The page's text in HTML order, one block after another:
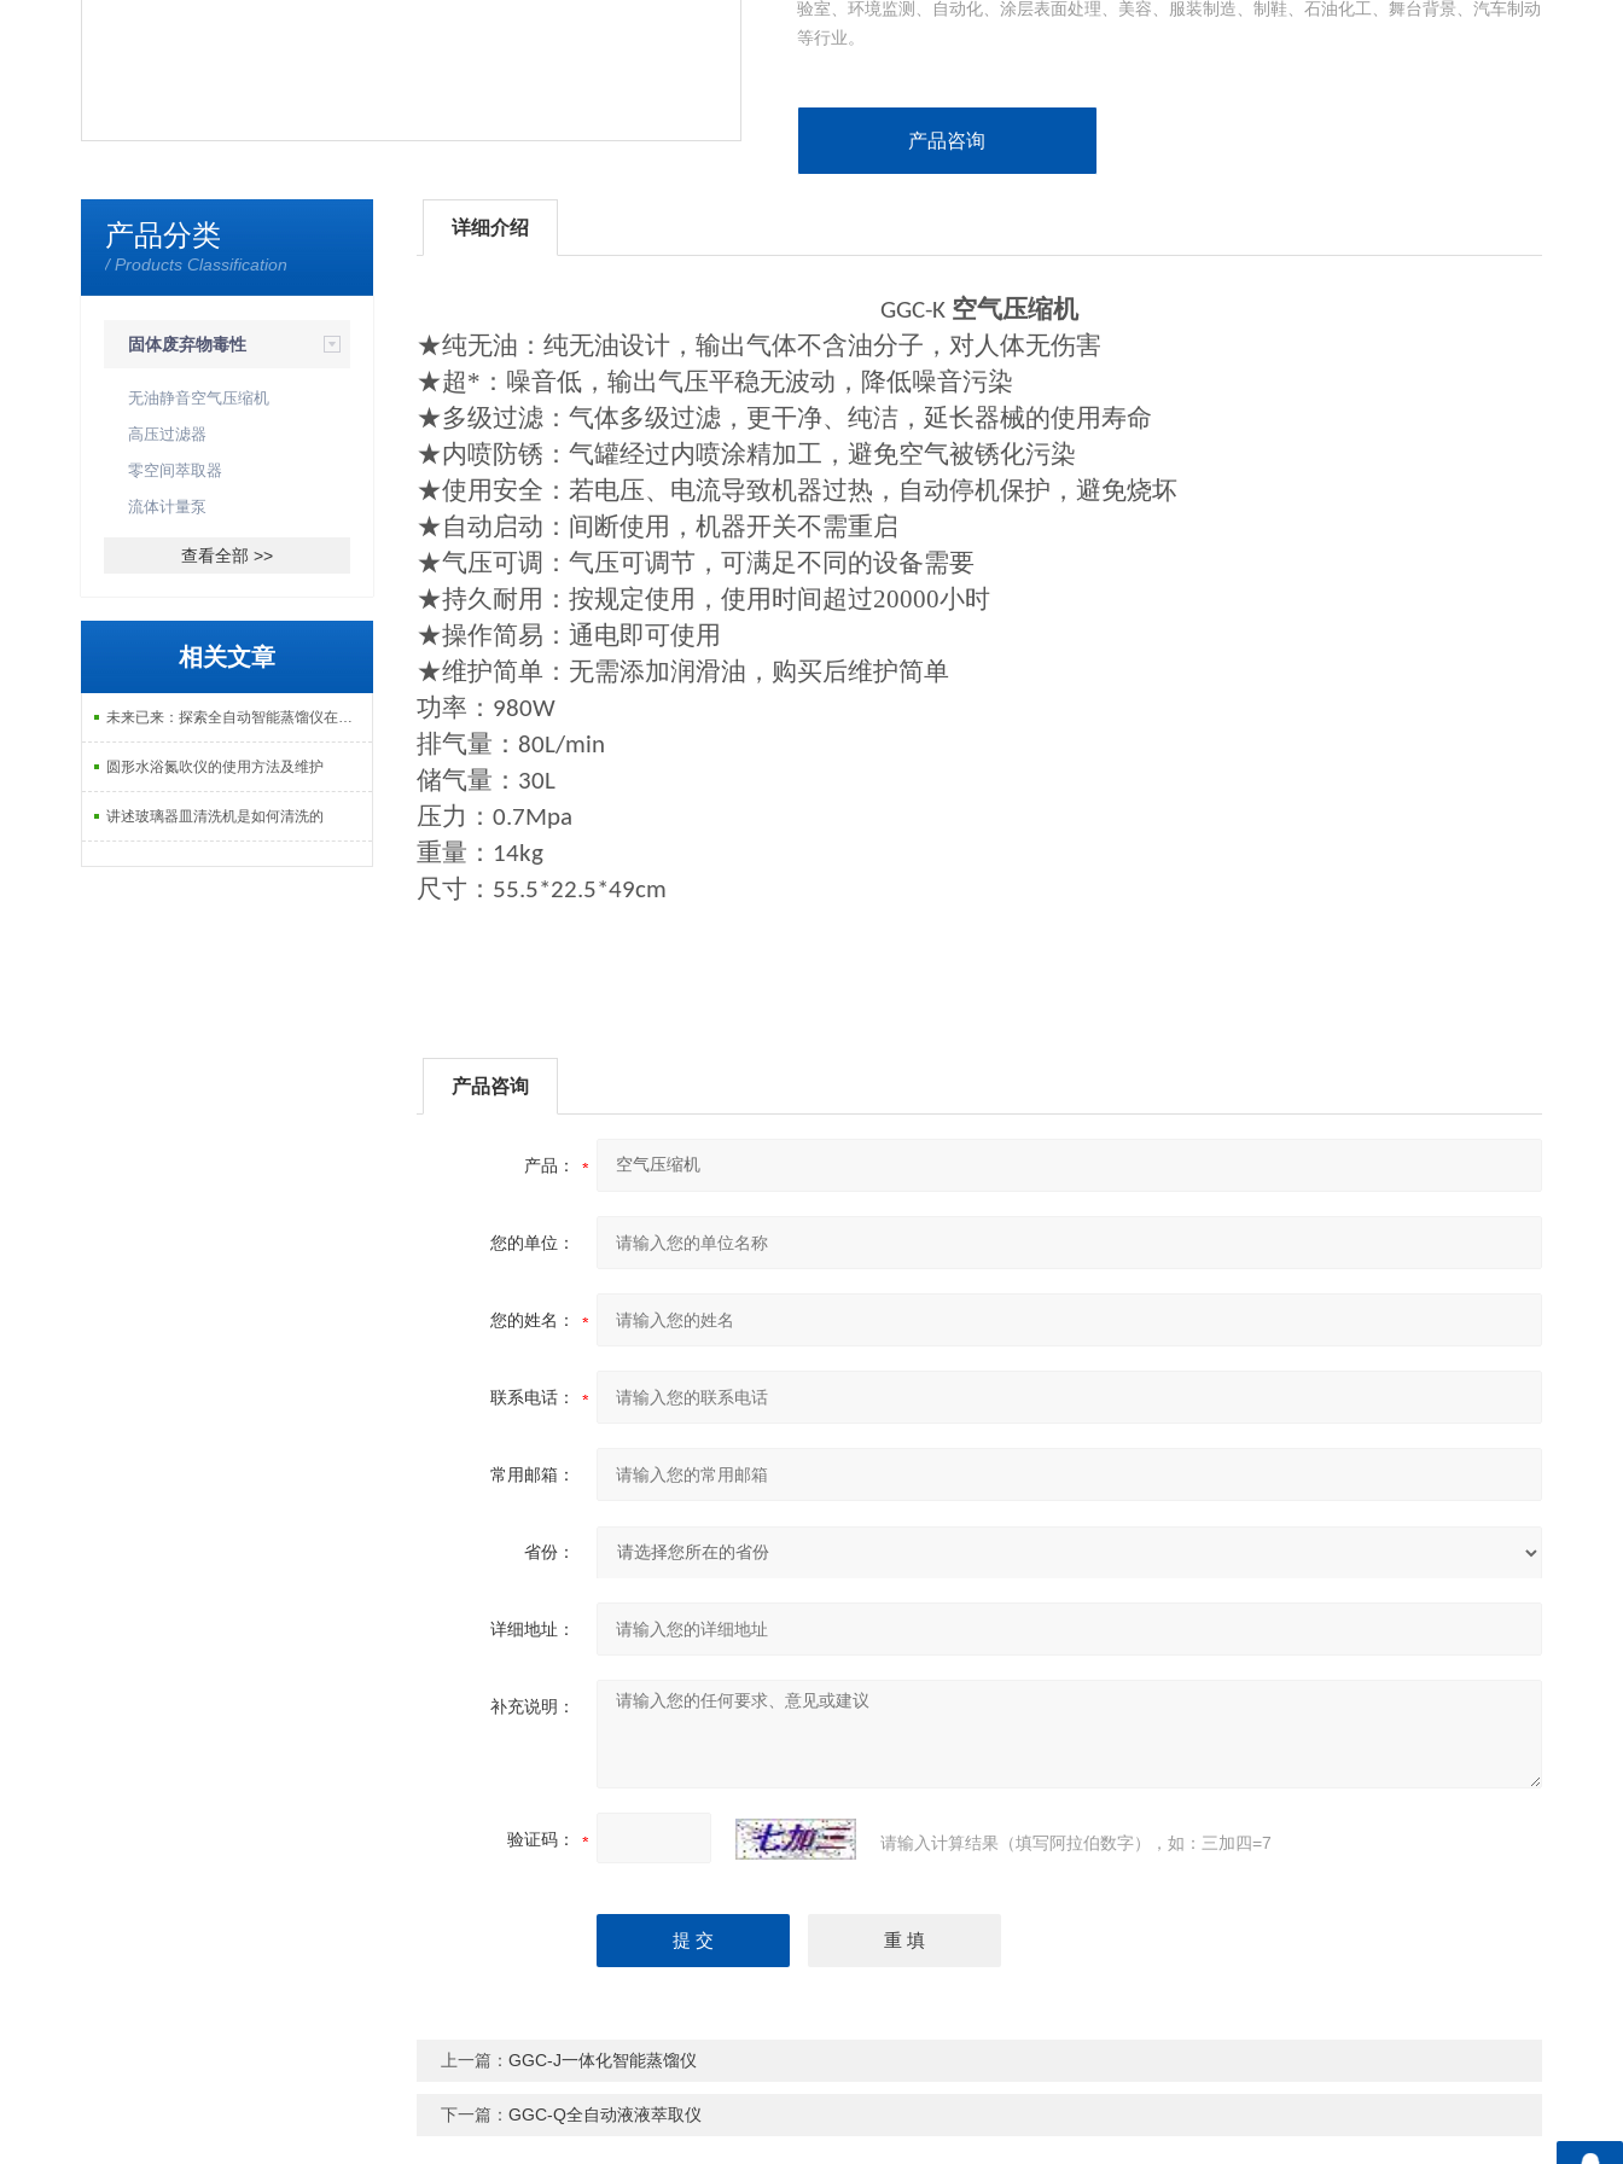
验室、环境监测、自动化、涂层表面处理、美容、服装制造、制鞋、石油化工、舞台背景、汽车制动
等行业。
产品咨询
详细介绍
GGC-K 空气压缩机
★纯无油：纯无油设计，输出气体不含油分子，对人体无伤害
★超*：噪音低，输出气压平稳无波动，降低噪音污染
★多级过滤：气体多级过滤，更干净、纯洁，延长器械的使用寿命
★内喷防锈：气罐经过内喷涂精加工，避免空气被锈化污染
★使用安全：若电压、电流导致机器过热，自动停机保护，避免烧坏
★自动启动：间断使用，机器开关不需重启
★气压可调：气压可调节，可满足不同的设备需要
★持久耐用：按规定使用，使用时间超过20000小时
★操作简易：通电即可使用
★维护简单：无需添加润滑油，购买后维护简单
功率： 980W
排气量： 80L/min
储气量： 30L
压力：0.7Mpa
重量： 14kg
尺寸： 55.5*22.5*49cm
产品咨询
产品：
您的单位：
您的姓名：
联系电话：
常用邮箱：
省份：
详细地址：
补充说明：
验证码： 请输入计算结果（填写阿拉伯数字），如：三加四=7
上一篇：GGC-J一体化智能蒸馏仪
下一篇：GGC-Q全自动液液萃取仪
产品分类
/ Products Classification
固体废弃物毒性
特性浸出系统
无油静音空气压缩机
高压过滤器
零空间萃取器
流体计量泵
查看全部 >>
相关文章
未来已来：探索全自动智能蒸馏仪在多个行业的革命性应用
圆形水浴氮吹仪的使用方法及维护
讲述玻璃器皿清洗机是如何清洗的